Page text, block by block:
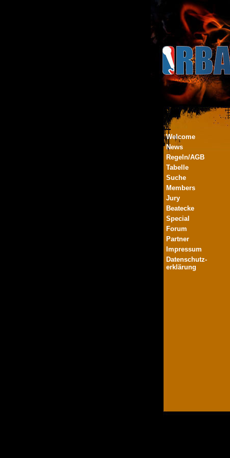
Welcome
News
Regeln/AGB
Tabelle
Suche
Members
Jury
Beatecke
Special
Forum
Partner
Impressum
Datenschutz-
erklärung